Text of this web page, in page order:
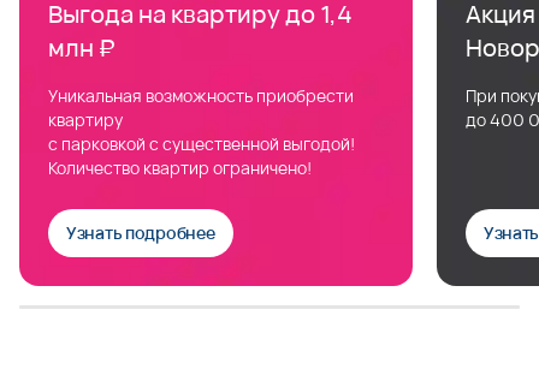
Выгода на квартиру до 1,4
млн ₽
Уникальная возможность приобрести
квартиру
с парковкой с существенной выгодой!
Количество квартир ограничено!
Узнать подробнее
При
до 400